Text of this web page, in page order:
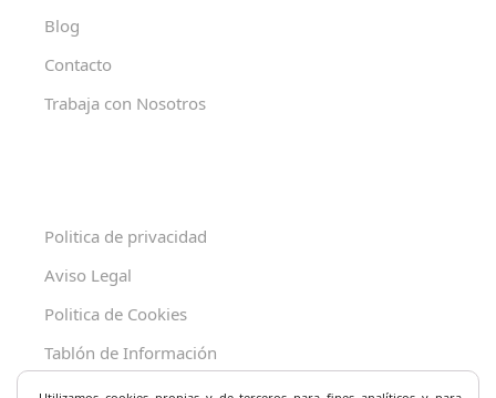
Blog
Contacto
Trabaja con Nosotros
Politica de privacidad
Aviso Legal
Politica de Cookies
Tablón de Información
Decreto 625/2019